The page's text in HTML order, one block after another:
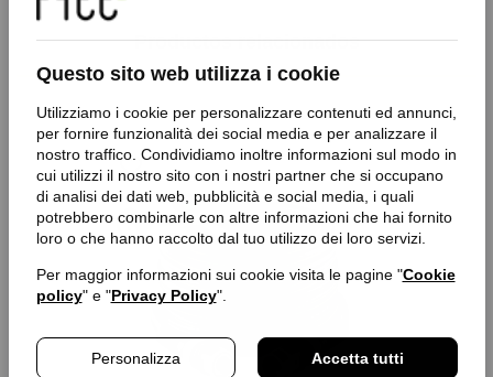
Questo sito web utilizza i cookie
Utilizziamo i cookie per personalizzare contenuti ed annunci,
per fornire funzionalità dei social media e per analizzare il
nostro traffico. Condividiamo inoltre informazioni sul modo in
cui utilizzi il nostro sito con i nostri partner che si occupano
di analisi dei dati web, pubblicità e social media, i quali
potrebbero combinarle con altre informazioni che hai fornito
loro o che hanno raccolto dal tuo utilizzo dei loro servizi.
Per maggior informazioni sui cookie visita le pagine "Cookie
policy" e "Privacy Policy".
Personalizza Accetta tutti
Productos relacionados
favorite_border favorite_border